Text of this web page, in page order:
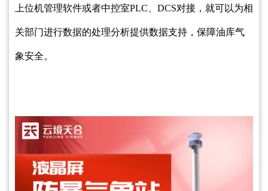
上位机管理软件或者中控室PLC、DCS对接，就可以为相
关部门进行数据的处理分析提供数据支持，保障油库气
象安全。